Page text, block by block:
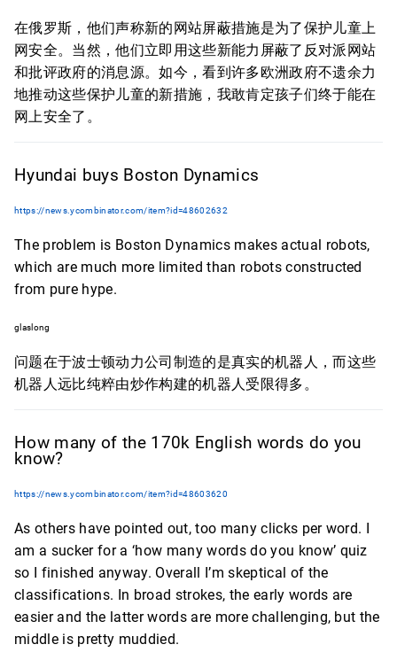
在俄罗斯，他们声称新的网站屏蔽措施是为了保护儿童上
网安全。当然，他们立即用这些新能力屏蔽了反对派网站
和批评政府的消息源。如今，看到许多欧洲政府不遗余力
地推动这些保护儿童的新措施，我敢肯定孩子们终于能在
网上安全了。
Hyundai buys Boston Dynamics
https://news.ycombinator.com/item?id=48602632
The problem is Boston Dynamics makes actual robots,
which are much more limited than robots constructed
from pure hype.
glaslong
问题在于波士顿动力公司制造的是真实的机器人，而这些
机器人远比纯粹由炒作构建的机器人受限得多。
How many of the 170k English words do you
know?
https://news.ycombinator.com/item?id=48603620
As others have pointed out, too many clicks per word. I
am a sucker for a ‘how many words do you know’ quiz
so I finished anyway. Overall I’m skeptical of the
classifications. In broad strokes, the early words are
easier and the latter words are more challenging, but the
middle is pretty muddied.